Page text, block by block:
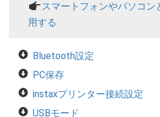
aスマートフォンやパソコ
用する
Bluetooth設定
PC保存
instaxプリンター接続設定
USBモード